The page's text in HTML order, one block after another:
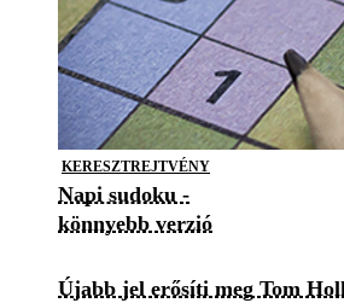
KERESZTREJTVÉNY
Napi sudoku -
könnyebb verzió
Újabb jel erősíti meg Tom